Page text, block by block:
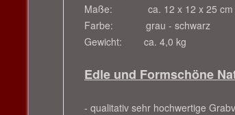
Maße: ca. 12 x 12 x 25 cm
Farbe: grau - schwarz
Gewicht: ca. 4,0 kg
Edle und Formschöne
- qualitativ sehr hochwertige